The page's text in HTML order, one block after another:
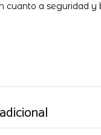
cuanto a seguridad y